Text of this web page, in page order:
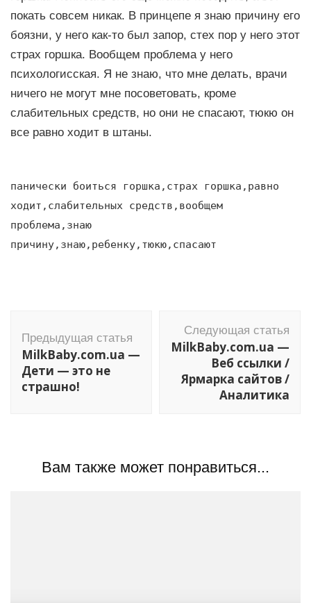
покать совсем никак. В принцепе я знаю причину его
боязни, у него как-то был запор, стех пор у него этот
страх горшка. Вообщем проблема у него
психологисская. Я не знаю, что мне делать, врачи
ничего не могут мне посоветовать, кроме
слабительных средств, но они не спасают, тюкю он
все равно ходит в штаны.
панически боиться горшка,страх горшка,равно
ходит,слабительных средств,вообщем
проблема,знаю
причину,знаю,ребенку,тюкю,спасают
по
записям
Предыдущая статья
MilkBaby.com.ua —
Дети — это не
страшно!
Следующая статья
MilkBaby.com.ua —
Веб ссылки /
Ярмарка сайтов /
Аналитика
Вам также может понравиться...